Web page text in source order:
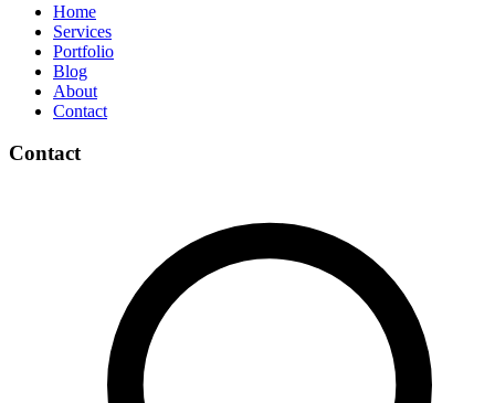
Home
Services
Portfolio
Blog
About
Contact
Contact